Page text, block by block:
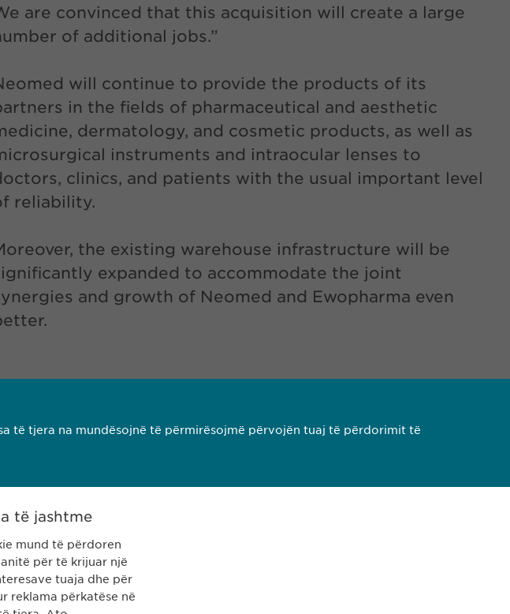
are convinced that this acquisition will create a large
of additional jobs.”
will continue to provide the products of its
in the fields of pharmaceutical and aesthetic
dermatology, and cosmetic products, as well as
instruments and intraocular lenses to
clinics, and patients with the usual important level
reliability.
the existing warehouse infrastructure will be
expanded to accommodate the joint
and growth of Neomed and Ewopharma even
SHKARKO PDF
të tjera na mundësojnë të përmirësojmë përvojën tuaj të përdorimit të
të jashtme
mund të përdoren
për të krijuar një
tuaja dhe për
reklama përkatëse në